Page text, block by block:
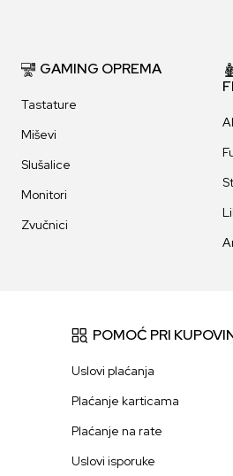
GAMING OPREMA
Tastature
Miševi
Slušalice
Monitori
Zvučnici
POMOĆ PRI
Uslovi plaćanja
Plaćanje karticama
Plaćanje na rate
Uslovi isporuke